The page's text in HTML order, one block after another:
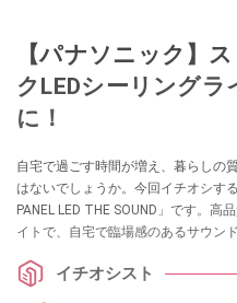
【パナソニック】
クLEDシーリング
に！
自宅で過ごす時間が増え、暮らしの
はないでしょうか。今回イチオシす
PANEL LED THE SOUND」です。高
イトで、自宅で臨場感のあるサウン
ね。（使用品番：HH-XCF1203A）
イチオシスト